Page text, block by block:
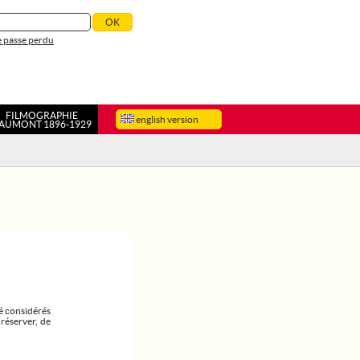
passe perdu
english version
FILMOGRAPHIE
1896-1929
considérés
de